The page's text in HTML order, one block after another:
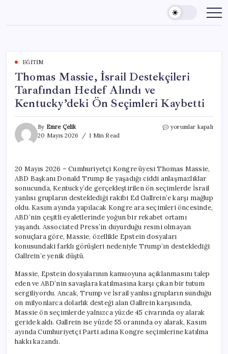
content
EĞITIM
Thomas Massie, İsrail Destekçileri
Tarafından Hedef Alındı ve
Kentucky’deki Ön Seçimleri Kaybetti
By Emre Çelik
20 Mayıs 2026
1 Min Read
Thomas
Hedef
Alındı
ve
Kentucky’deki
Ön
Kaybetti
için
yorumlar kapalı
20 Mayıs 2026 – Cumhuriyetçi Kongre üyesi Thomas Massie,
ABD Başkanı Donald Trump ile yaşadığı ciddi anlaşmazlıklar
sonucunda, Kentucky’de gerçekleştirilen ön seçimlerde İsrail
yanlısı grupların desteklediği rakibi Ed Gallrein’e karşı mağlup
oldu. Kasım ayında yapılacak Kongre ara seçimleri öncesinde,
ABD’nin çeşitli eyaletlerinde yoğun bir rekabet ortamı
yaşandı. Associated Press’in duyurduğu resmi olmayan
sonuçlara göre, Massie, özellikle Epstein dosyaları
konusundaki farklı görüşleri nedeniyle Trump’ın desteklediği
Gallrein’e yenik düştü.
Massie, Epstein dosyalarının kamuoyuna açıklanmasını talep
eden ve ABD’nin savaşlara katılmasına karşı çıkan bir tutum
sergiliyordu. Ancak, Trump ve İsrail yanlısı grupların sunduğu
on milyonlarca dolarlık desteği alan Gallrein karşısında,
Massie ön seçimlerde yalnızca yüzde 45 civarında oy alarak
geride kaldı. Gallrein ise yüzde 55 oranında oy alarak, Kasım
ayında Cumhuriyetçi Parti adına Kongre seçimlerine katılma
hakkı kazandı.